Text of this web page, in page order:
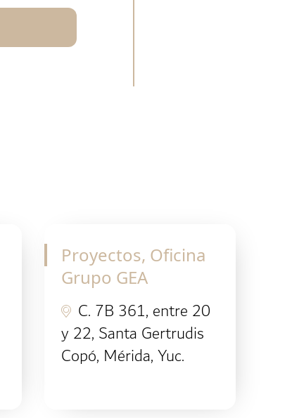
Proyectos, Oficina
Grupo GEA
C. 7B 361, entre 20
y 22, Santa Gertrudis
Copó, Mérida, Yuc.